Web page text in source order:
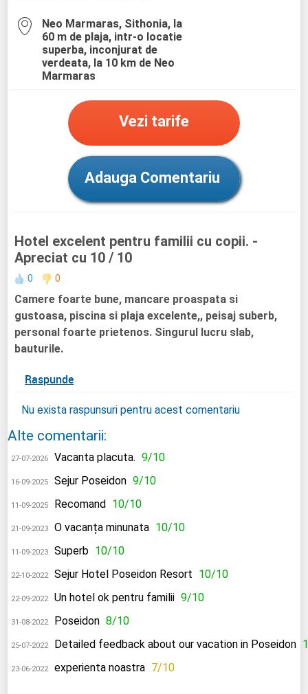
Neo Marmaras, Sithonia, la
60 m de plaja, intr-o locatie
superba, inconjurat de
verdeata, la 10 km de Neo
Marmaras
Vezi tarife
Adauga Comentariu
Hotel excelent pentru familii cu copii. -
Apreciat cu 10 / 10
0 0
Camere foarte bune, mancare proaspata si
gustoasa, piscina si plaja excelente,, peisaj suberb,
personal foarte prietenos. Singurul lucru slab,
bauturile.
Raspunde
Nu exista raspunsuri pentru acest comentariu
Alte comentarii:
27-07-2026 Vacanta placuta. 9/10
16-09-2025 Sejur Poseidon 9/10
11-09-2025 Recomand 10/10
21-09-2023 O vacanța minunata 10/10
11-09-2023 Superb 10/10
22-10-2022 Sejur Hotel Poseidon Resort 10/10
22-09-2022 Un hotel ok pentru familii 9/10
31-08-2022 Poseidon 8/10
25-07-2022 Detailed feedback about our vacation in Poseidon
23-06-2022 experienta noastra 7/10